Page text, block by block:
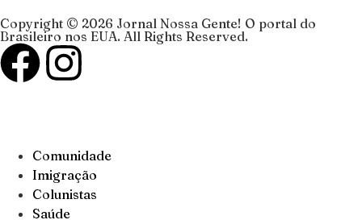
Copyright © 2026 Jornal Nossa Gente! O portal do
Brasileiro nos EUA. All Rights Reserved.
Comunidade
Imigração
Colunistas
Saúde